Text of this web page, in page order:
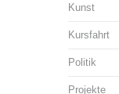
Kunst
Kursfahrt
Politik
Projekte